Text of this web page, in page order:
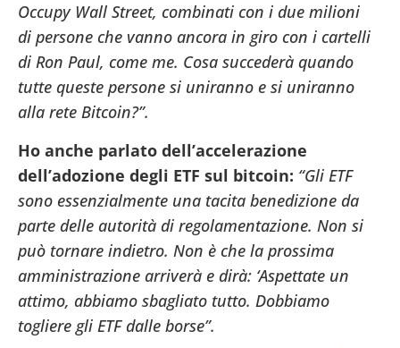
Occupy Wall Street, combinati con i due milioni
di persone che vanno ancora in giro con i cartelli
di Ron Paul, come me. Cosa succederà quando
tutte queste persone si uniranno e si uniranno
alla rete Bitcoin?”.
Ho anche parlato dell’accelerazione
dell’adozione degli ETF sul bitcoin: “Gli ETF
sono essenzialmente una tacita benedizione da
parte delle autorità di regolamentazione. Non si
può tornare indietro. Non è che la prossima
amministrazione arriverà e dirà: ‘Aspettate un
attimo, abbiamo sbagliato tutto. Dobbiamo
togliere gli ETF dalle borse”.